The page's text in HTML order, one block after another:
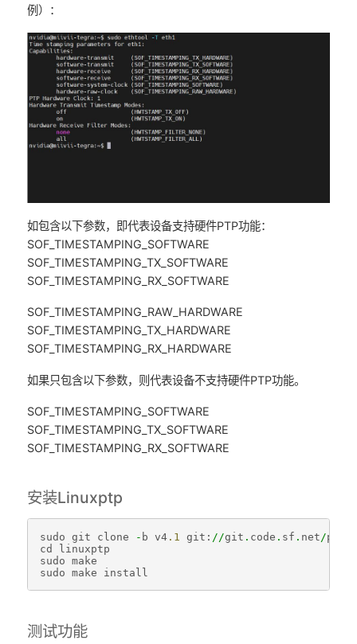
例）：
如包含以下参数，即代表设备支持硬件PTP功能：
SOF_TIMESTAMPING_SOFTWARE
SOF_TIMESTAMPING_TX_SOFTWARE
SOF_TIMESTAMPING_RX_SOFTWARE
SOF_TIMESTAMPING_RAW_HARDWARE
SOF_TIMESTAMPING_TX_HARDWARE
SOF_TIMESTAMPING_RX_HARDWARE
如果只包含以下参数，则代表设备不支持硬件PTP功能。
SOF_TIMESTAMPING_SOFTWARE
SOF_TIMESTAMPING_TX_SOFTWARE
SOF_TIMESTAMPING_RX_SOFTWARE
安装Linuxptp
sudo git clone - b v4.1 git : //git . code . sf . net /p
cd
linuxptp
sudo make
sudo make install
测试功能